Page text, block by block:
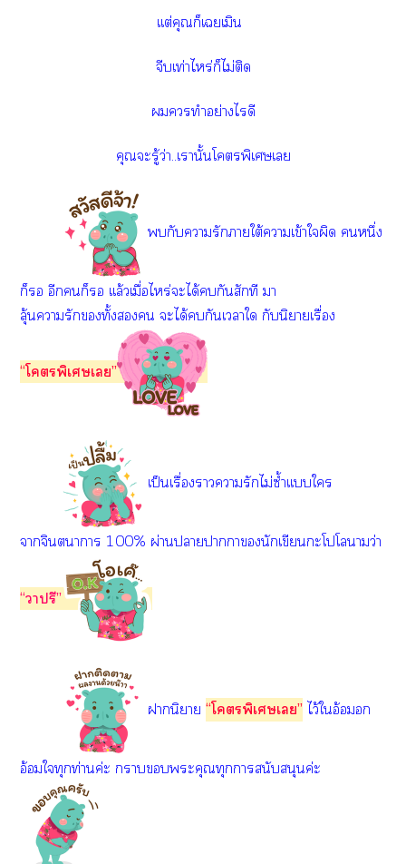
เเต่คุณก็เเมิน
จีบเท่าไหร่ก็ไม่ติด
ทำอย่างไรดี
คุณะรู้ว่า..เานั้นโพิเศษเ
กับารักาใต้าเข้าใผิด หนึ่ง
ก็ อีกก็ เเล้วเมื่อไหร่ะได้กันสักที า
ลุ้นารักทั้ง ะได้กันเาใ กับนิยายเรื่อง
“โพิเศษเ”
เป็นเรื่องาารักไม่ซ้ำเเบบใ
าจินตนาการ 100% ผ่านาาานักเขียนะโโาว่า
“าปรี”
านิยาย “โพิเศษเ”ไว้ใอ้อมอก
อ้อมใทุกท่านค่ะ าะคุณทุกาสนับสนุนค่ะ